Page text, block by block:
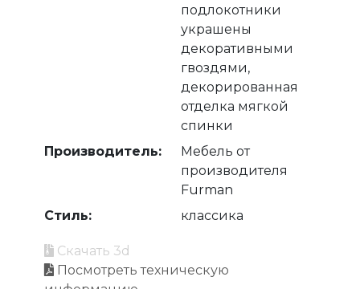
подлокотники
украшены
декоративными
гвоздями,
декорированная
отделка мягкой
спинки
Производитель:
Мебель от
производителя
Furman
Стиль:
классика
Скачать 3d
Посмотреть техническую